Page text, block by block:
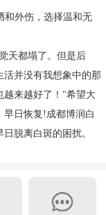
和外伤，选择温和无
天都塌了。但是后
并没有我想象中的那
越来越好了！"希望大
早日恢复!成都博润白
脱离白斑的困扰。